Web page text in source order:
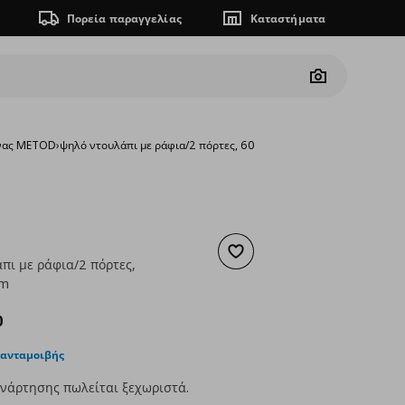
Πορεία παραγγελίας Καταστήματα
Camera
METOD›ψηλό ντουλάπι με ράφια/2 πόρτες, 60x60x220 cm
Προσθήκη στα αγαπημένα
με ράφια/2 πόρτες,
τιμή
πωλείται ξεχωριστά.